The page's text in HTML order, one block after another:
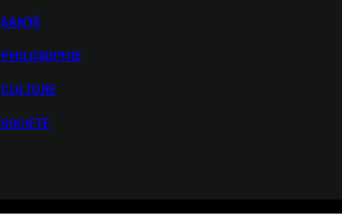
SANTÉ
PHILOSOPHIE
CULTURE
SOCIÉTÉ